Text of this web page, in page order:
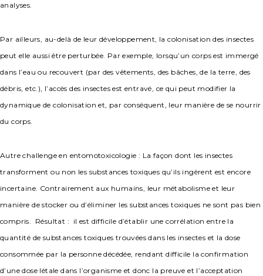
analyses.
Par ailleurs, au-delà de leur développement, la colonisation des insectes
peut elle aussi être perturbée. Par exemple, lorsqu’un corps est immergé
dans l’eau ou recouvert (par des vêtements, des bâches, de la terre, des
débris, etc.), l’accès des insectes est entravé, ce qui peut modifier la
dynamique de colonisation et, par conséquent, leur manière de se nourrir
du corps.
Autre challenge en entomotoxicologie : La façon dont les insectes
transforment ou non les substances toxiques qu’ils ingèrent est encore
incertaine. Contrairement aux humains, leur métabolisme et leur
manière de stocker ou d’éliminer les substances toxiques ne sont pas bien
compris. Résultat : il est difficile d’établir une corrélation entre la
quantité de substances toxiques trouvées dans les insectes et la dose
consommée par la personne décédée, rendant difficile la confirmation
d’une dose létale dans l’organisme et donc la preuve et l’acceptation